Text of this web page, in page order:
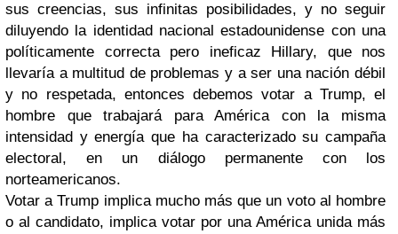
sus creencias, sus infinitas posibilidades, y no seguir
diluyendo la identidad nacional estadounidense con una
políticamente correcta pero ineficaz Hillary, que nos
llevaría a multitud de problemas y a ser una nación débil
y no respetada, entonces debemos votar a Trump, el
hombre que trabajará para América con la misma
intensidad y energía que ha caracterizado su campaña
electoral, en un diálogo permanente con los
norteamericanos.
Votar a Trump implica mucho más que un voto al hombre
o al candidato, implica votar por una América unida más